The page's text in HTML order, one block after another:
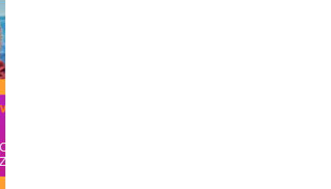
Op
Zondag